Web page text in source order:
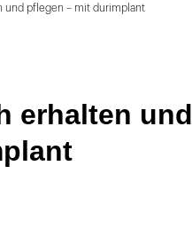
und pflegen – mit durimplant
erhalten und